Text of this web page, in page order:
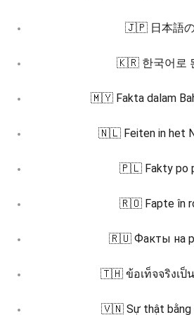
🇯🇵 日本語
🇰🇷 한국어로
🇲🇾 Fakta dalam
🇳🇱 Feiten in het
🇵🇱 Fakty po
🇷🇴 Fapte în
🇷🇺 Факты на
🇹🇭 ข้อเท็จจริงเป็
🇻🇳 Sự thật bằng